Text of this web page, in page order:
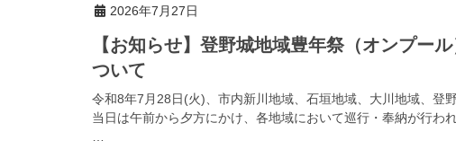
2026年7月27日
【お知らせ】登野城地域豊年祭（オンプー
ついて
令和8年7月28日(火)、市内新川地域、石垣地域、大川地域、登
当日は午前から夕方にかけ、各地域において巡行・奉納が行わ